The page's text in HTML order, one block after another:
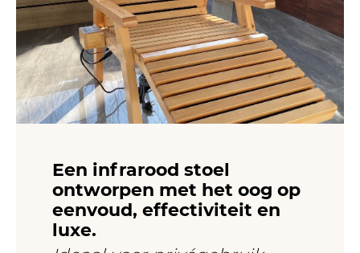
Een infrarood stoel
ontworpen met het oog op
eenvoud, effectiviteit en
luxe.